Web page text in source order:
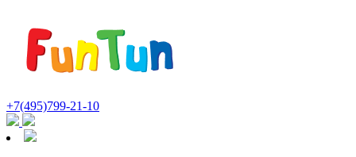
+7(495)799-21-10